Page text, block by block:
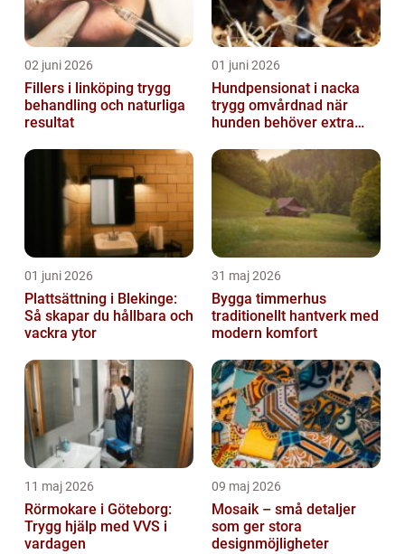
02 juni 2026
Fillers i linköping trygg
behandling och naturliga
resultat
01 juni 2026
Hundpensionat i nacka
trygg omvårdnad när
hunden behöver extra
01 juni 2026
Plattsättning i Blekinge:
Så skapar du hållbara och
vackra ytor
31 maj 2026
Bygga timmerhus
traditionellt hantverk med
modern komfort
11 maj 2026
Rörmokare i Göteborg:
Trygg hjälp med VVS i
vardagen
09 maj 2026
Mosaik – små detaljer
som ger stora
designmöjligheter